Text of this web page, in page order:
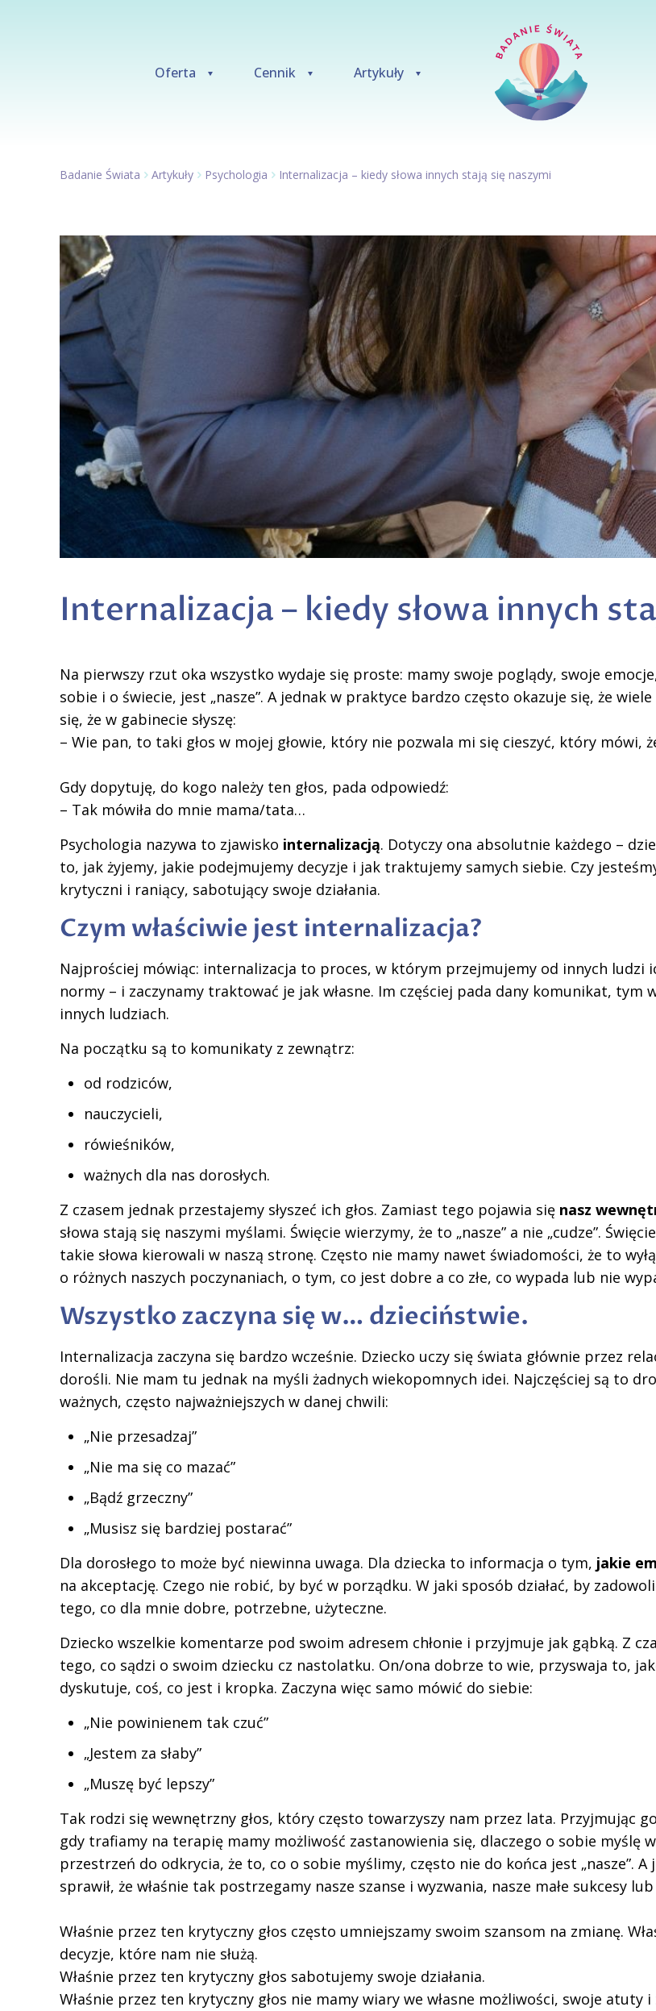
Oferta Cennik Artykuły
Badanie Świata Artykuły Psychologia Internalizacja – kiedy słowa innych stają się naszymi
Internalizacja – kiedy słowa innych
Na pierwszy rzut oka wszystko wydaje się proste: mamy swoje poglądy, swoje
sobie i o świecie, jest „nasze”. A jednak w praktyce bardzo często okazuje się, że
się, że w gabinecie słyszę:
– Wie pan, to taki głos w mojej głowie, który nie pozwala mi się cieszyć, który mówi,
Gdy dopytuję, do kogo należy ten głos, pada odpowiedź:
– Tak mówiła do mnie mama/tata…
Psychologia nazywa to zjawisko internalizacją. Dotyczy ona absolutnie każdego –
to, jak żyjemy, jakie podejmujemy decyzje i jak traktujemy samych siebie. Czy
krytyczni i raniący, sabotujący swoje działania.
Czym właściwie jest internalizacja?
Najprościej mówiąc: internalizacja to proces, w którym przejmujemy od innych ludzi
normy – i zaczynamy traktować je jak własne. Im częściej pada dany komunikat, tym
innych ludziach.
Na początku są to komunikaty z zewnątrz:
od rodziców,
nauczycieli,
rówieśników,
ważnych dla nas dorosłych.
Z czasem jednak przestajemy słyszeć ich głos. Zamiast tego pojawia się nasz
słowa stają się naszymi myślami. Święcie wierzymy, że to „nasze” a nie „cudze”.
takie słowa kierowali w naszą stronę. Często nie mamy nawet świadomości, że to
o różnych naszych poczynaniach, o tym, co jest dobre a co złe, co wypada lub nie
Wszystko zaczyna się w… dzieciństwie.
Internalizacja zaczyna się bardzo wcześnie. Dziecko uczy się świata głównie przez
dorośli. Nie mam tu jednak na myśli żadnych wiekopomnych idei. Najczęściej są to
ważnych, często najważniejszych w danej chwili:
„Nie przesadzaj”
„Nie ma się co mazać”
„Bądź grzeczny”
„Musisz się bardziej postarać”
Dla dorosłego to może być niewinna uwaga. Dla dziecka to informacja o tym, jakie
na akceptację. Czego nie robić, by być w porządku. W jaki sposób działać, by
tego, co dla mnie dobre, potrzebne, użyteczne.
Dziecko wszelkie komentarze pod swoim adresem chłonie i przyjmuje jak gąbką. Z
tego, co sądzi o swoim dziecku cz nastolatku. On/ona dobrze to wie, przyswaja to,
dyskutuje, coś, co jest i kropka. Zaczyna więc samo mówić do siebie:
„Nie powinienem tak czuć”
„Jestem za słaby”
„Muszę być lepszy”
Tak rodzi się wewnętrzny głos, który często towarzyszy nam przez lata. Przyjmując
gdy trafiamy na terapię mamy możliwość zastanowienia się, dlaczego o sobie myślę
przestrzeń do odkrycia, że to, co o sobie myślimy, często nie do końca jest „nasze”.
sprawił, że właśnie tak postrzegamy nasze szanse i wyzwania, nasze małe sukcesy
Właśnie przez ten krytyczny głos często umniejszamy swoim szansom na zmianę.
decyzje, które nam nie służą.
Właśnie przez ten krytyczny głos sabotujemy swoje działania.
Właśnie przez ten krytyczny głos nie mamy wiary we własne możliwości, swoje atuty